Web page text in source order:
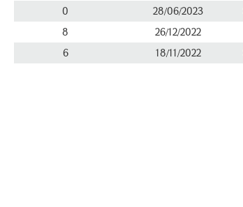
0
28/06/2023
8
26/12/2022
6
18/11/2022